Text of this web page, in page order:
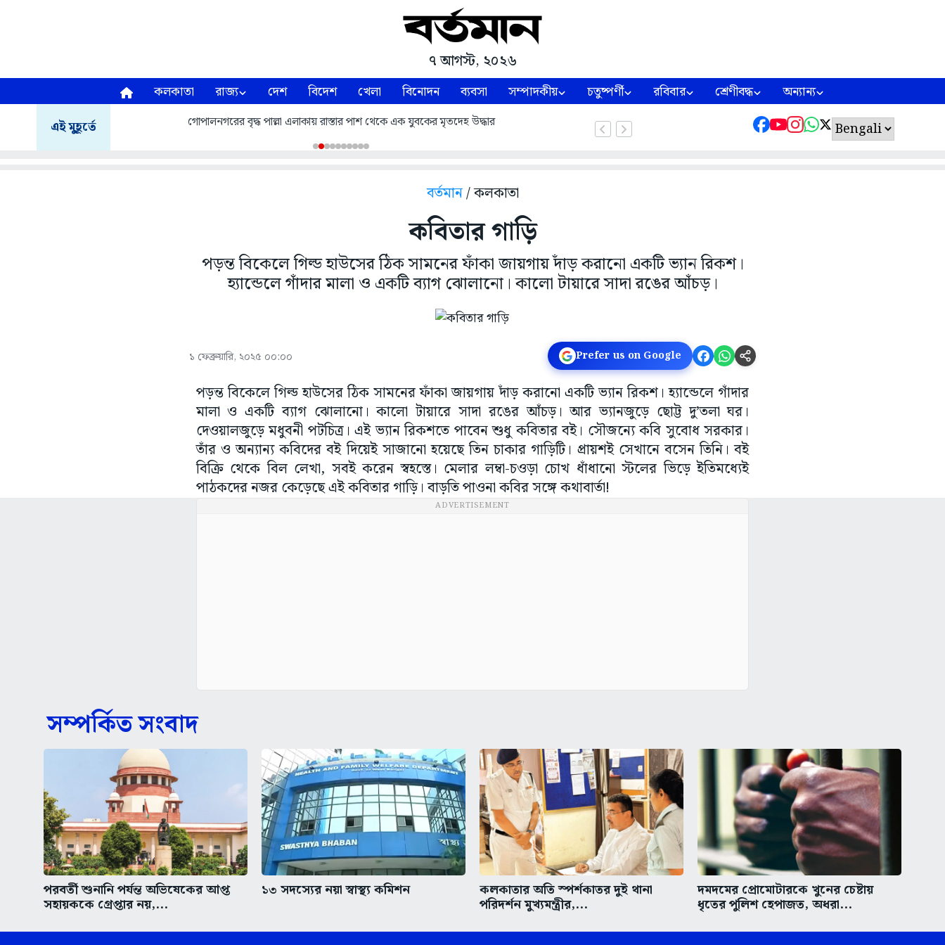
৭ আগস্ট, ২০২৬
কলকাতা রাজ্য দেশ বিদেশ খেলা বিনোদন ব্যবসা সম্পাদকীয় চতুষ্পর্ণী রবিবার শ্রেণীবদ্ধ অন্যান্য
এই মুহূর্তে গোপালনগরের বৃদ্ধ পাল্লা এলাকায় রাস্তার পাশ থেকে এক যুবকের মৃতদেহ উদ্ধার
বর্তমান/ কলকাতা
কবিতার গাড়ি
পড়ন্ত বিকেলে গিল্ড হাউসের ঠিক সামনের ফাঁকা জায়গায় দাঁড় করানো একটি ভ্যান রিকশ।
হ্যান্ডেলে গাঁদার মালা ও একটি ব্যাগ ঝোলানো। কালো টায়ারে সাদা রঙের আঁচড়।
১ ফেব্রুয়ারি, ২০২৫ ০০:০০ Prefer us on Google
পড়ন্ত বিকেলে গিল্ড হাউসের ঠিক সামনের ফাঁকা জায়গায় দাঁড় করানো একটি ভ্যান রিকশ। হ্যান্ডেলে গাঁদার
মালা ও একটি ব্যাগ ঝোলানো। কালো টায়ারে সাদা রঙের আঁচড়। আর ভ্যানজুড়ে ছোট্ট দু’তলা ঘর।
দেওয়ালজুড়ে মধুবনী পটচিত্র। এই ভ্যান রিকশতে পাবেন শুধু কবিতার বই। সৌজন্যে কবি সুবোধ সরকার।
তাঁর ও অন্যান্য কবিদের বই দিয়েই সাজানো হয়েছে তিন চাকার গাড়িটি। প্রায়শই সেখানে বসেন তিনি। বই
বিক্রি থেকে বিল লেখা, সবই করেন স্বহস্তে। মেলার লম্বা-চওড়া চোখ ধাঁধানো স্টলের ভিড়ে ইতিমধ্যেই
পাঠকদের নজর কেড়েছে এই কবিতার গাড়ি। বাড়তি পাওনা কবির সঙ্গে কথাবার্তা!
ADVERTISEMENT
সম্পর্কিত সংবাদ
পরবর্তী শুনানি পর্যন্ত অভিষেকের আপ্ত
সহায়ককে গ্রেপ্তার নয়,...
১৩ সদস্যের নয়া স্বাস্থ্য কমিশন কলকাতার অতি স্পর্শকাতর দুই থানা
পরিদর্শন মুখ্যমন্ত্রীর,...
দমদমের প্রোমোটারকে খুনের চেষ্টায়
ধৃতের পুলিশ হেপাজত, অধরা...